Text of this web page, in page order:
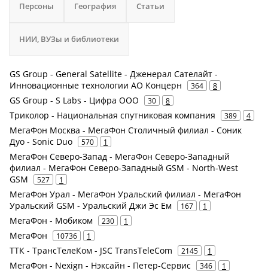
Персоны География Статьи
НИИ, ВУЗы и библиотеки
GS Group - General Satellite - Дженерал Сателайт -
Инновационные технологии АО Концерн
364 8
GS Group - S Labs - Цифра ООО 30 8
Триколор - Национальная спутниковая компания 389 4
МегаФон Москва - МегаФон Столичный филиал - Соник
Дуо - Sonic Duo
570 1
МегаФон Северо-Запад - МегаФон Северо-Западный
филиал - МегаФон Северо-Западный GSM - North-West
GSM
527 1
МегаФон Урал - МегаФон Уральский филиал - МегаФон
Уральский GSM - Уральский Джи Эс Ем
167 1
МегаФон - Мобиком 230 1
МегаФон 10736 1
ТТК - ТрансТелеКом - JSC TransTeleCom 2145 1
МегаФон - Nexign - Нэксайн - Петер-Сервис 346 1